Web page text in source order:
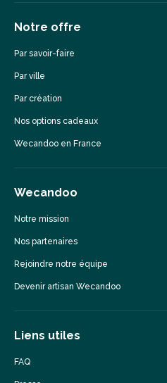
Notre offre
Par savoir-faire
Par ville
Par création
Nos options cadeaux
Wecandoo en France
Wecandoo
Notre mission
Nos partenaires
Rejoindre notre équipe
Devenir artisan Wecandoo
Liens utiles
FAQ